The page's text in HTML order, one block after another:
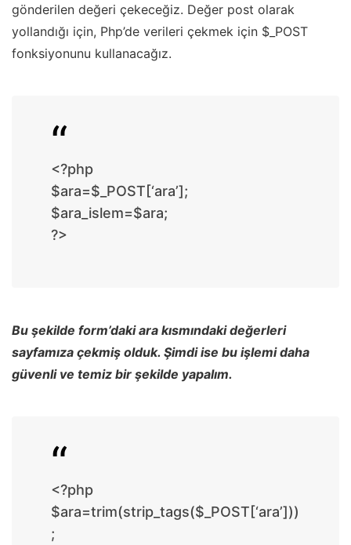
gönderilen değeri çekeceğiz. Değer post olarak
yollandığı için, Php’de verileri çekmek için $_POST
fonksiyonunu kullanacağız.
<?php
$ara=$_POST[‘ara’];
$ara_islem=$ara;
?>
Bu şekilde form’daki ara kısmındaki değerleri
sayfamıza çekmiş olduk. Şimdi ise bu işlemi daha
güvenli ve temiz bir şekilde yapalım.
<?php
$ara=trim(strip_tags($_POST[‘ara’]))
;